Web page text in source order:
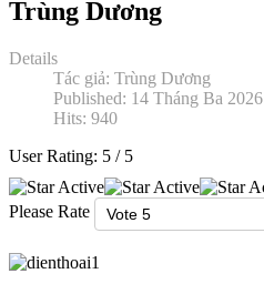
Trùng Dương
Details
Tác giả: Trùng Dương
Published: 14 Tháng Ba 2026
Hits: 940
User Rating: 5 / 5
Please Rate